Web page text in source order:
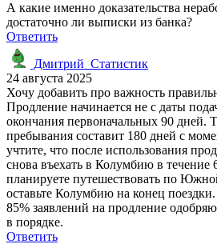
А какие именно доказательства
достаточно ли выписки из банка?
Ответить
Дмитрий_Статистик
24 августа 2025
Хочу добавить про важность
Продление начинается не с даты
окончания первоначальных 90 дней.
пребывания составит 180 дней с
учтите, что после использования
снова въехать в Колумбию в течение
планируете путешествовать по
оставьте Колумбию на конец
85% заявлений на продление
в порядке.
Ответить